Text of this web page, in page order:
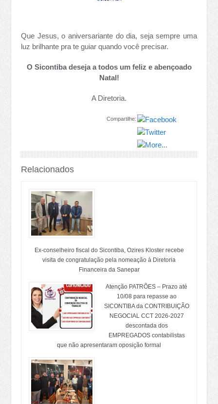
Que Jesus, o aniversariante do dia, seja sempre uma
luz brilhante pra te guiar quando você precisar.
O Sicontiba deseja a todos um feliz e abençoado
Natal!
A Diretoria.
Compartilhe:
Relacionados
Ex-conselheiro fiscal do Sicontiba, Ozires Kloster recebe
visita de congratulação pela nomeação à Diretoria
Financeira da Sanepar
Atenção PATRÕES – Prazo até
10/08 para repasse ao
SICONTIBA da CONTRIBUIÇÃO
NEGOCIAL CCT 2026-2027
descontada dos
EMPREGADOS contabilistas
que não apresentaram oposição formal